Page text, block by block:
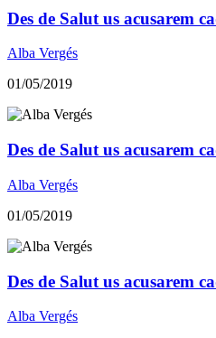
Des de Salut us acusarem
Alba Vergés
01/05/2019
Des de Salut us acusarem
Alba Vergés
01/05/2019
Des de Salut us acusarem
Alba Vergés